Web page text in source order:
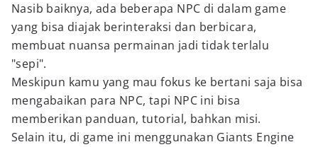
Nasib baiknya, ada beberapa NPC di dalam game
yang bisa diajak berinteraksi dan berbicara,
membuat nuansa permainan jadi tidak terlalu
"sepi".
Meskipun kamu yang mau fokus ke bertani saja bisa
mengabaikan para NPC, tapi NPC ini bisa
memberikan panduan, tutorial, bahkan misi.
Selain itu, di game ini menggunakan Giants Engine